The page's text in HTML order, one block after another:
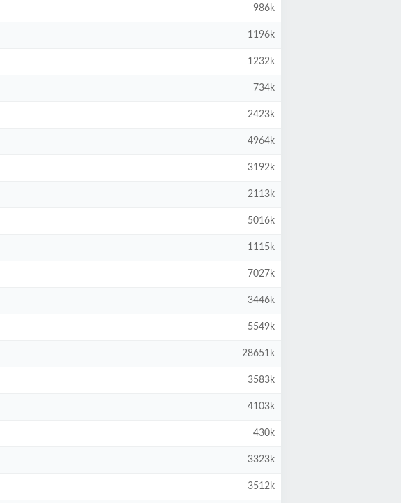
986k
1196k
1232k
734k
2423k
4964k
3192k
2113k
5016k
1115k
7027k
3446k
5549k
28651k
3583k
4103k
430k
3323k
3512k